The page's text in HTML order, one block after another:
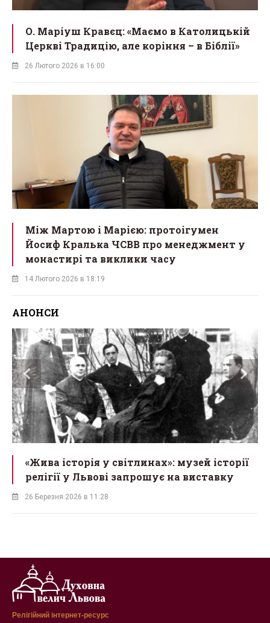
О. Маріуш Кравєц: «Маємо в Католицькій
Церкві Традицію, але коріння – в Біблії»
26 Лютого 2026 в 16:00
Між Мартою і Марією: протоігумен
Йосиф Кралька ЧСВВ про менеджмент у
монастирі та виклики часу
14 Лютого 2026 в 18:19
АНОНСИ
«Жива історія у світлинах»: музей історії
релігії у Львові запрошує на виставку
26 Березня 2026 в 11:28
Релігійний інтернет-ресурс